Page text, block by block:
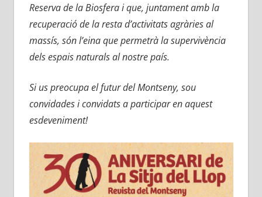
Reserva de la Biosfera i que, juntament amb la
recuperació de la resta d’activitats agràries al
massís, són l’eina que permetrà la supervivència
dels espais naturals al nostre país.
Si us preocupa el futur del Montseny, sou
convidades i convidats a participar en aquest
esdeveniment!